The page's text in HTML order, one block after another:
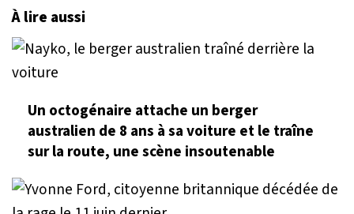
À lire aussi
Un octogénaire attache un berger
australien de 8 ans à sa voiture et le traîne
sur la route, une scène insoutenable